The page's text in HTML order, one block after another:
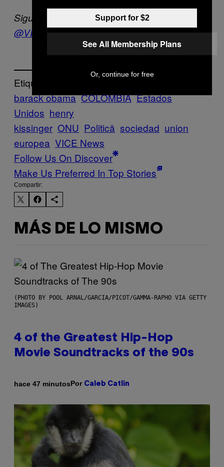
Sigue a VICE News en español en Twitter:
@VICENewsES
Etiquetado:
barack obama COLOMBIA Estados
Unidos henry
kissinger ONU Politică sociedad union
europea VICE News
Follow Us On Discover
Make Us Preferred In Top Stories
Compartir:
MÁS DE LO MISMO
(PHOTO BY POOL ARNAL/GARCIA/PICOT/GAMMA-RAPHO VIA GETTY
IMAGES)
4 of the Greatest Hip-Hop
Movie Soundtracks of the 90s
hace 47 minutosPor Caleb Catlin
Support for $2
See All Membership Plans
Or, continue for free